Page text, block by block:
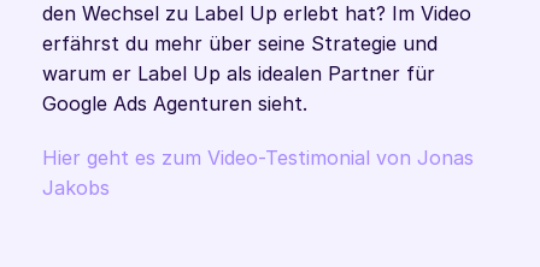
den Wechsel zu Label Up erlebt hat? Im Video
erfährst du mehr über seine Strategie und
warum er Label Up als idealen Partner für
Google Ads Agenturen sieht.
Hier geht es zum Video-Testimonial von Jonas
Jakobs